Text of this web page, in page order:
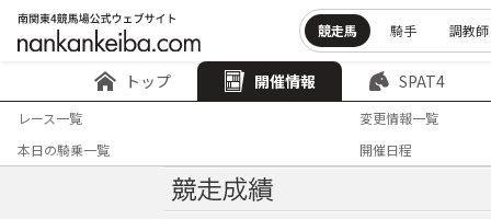
競走馬 騎手 調教師
トップ 開催情報 SPAT4
レース一覧
変更情報一覧
本日の騎乗一覧
開催日程